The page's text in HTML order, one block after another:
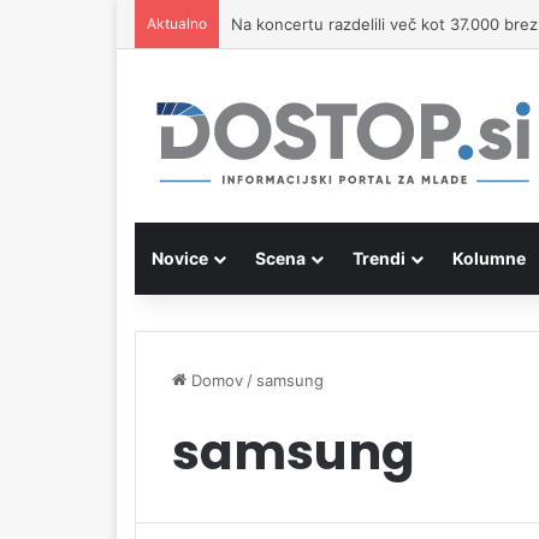
Aktualno Na koncertu razdelili več kot 37.000
Novice Scena Trendi Kolumne
Domov / samsung
samsung